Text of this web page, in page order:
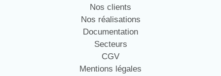
Nos clients
Nos réalisations
Documentation
Secteurs
CGV
Mentions légales